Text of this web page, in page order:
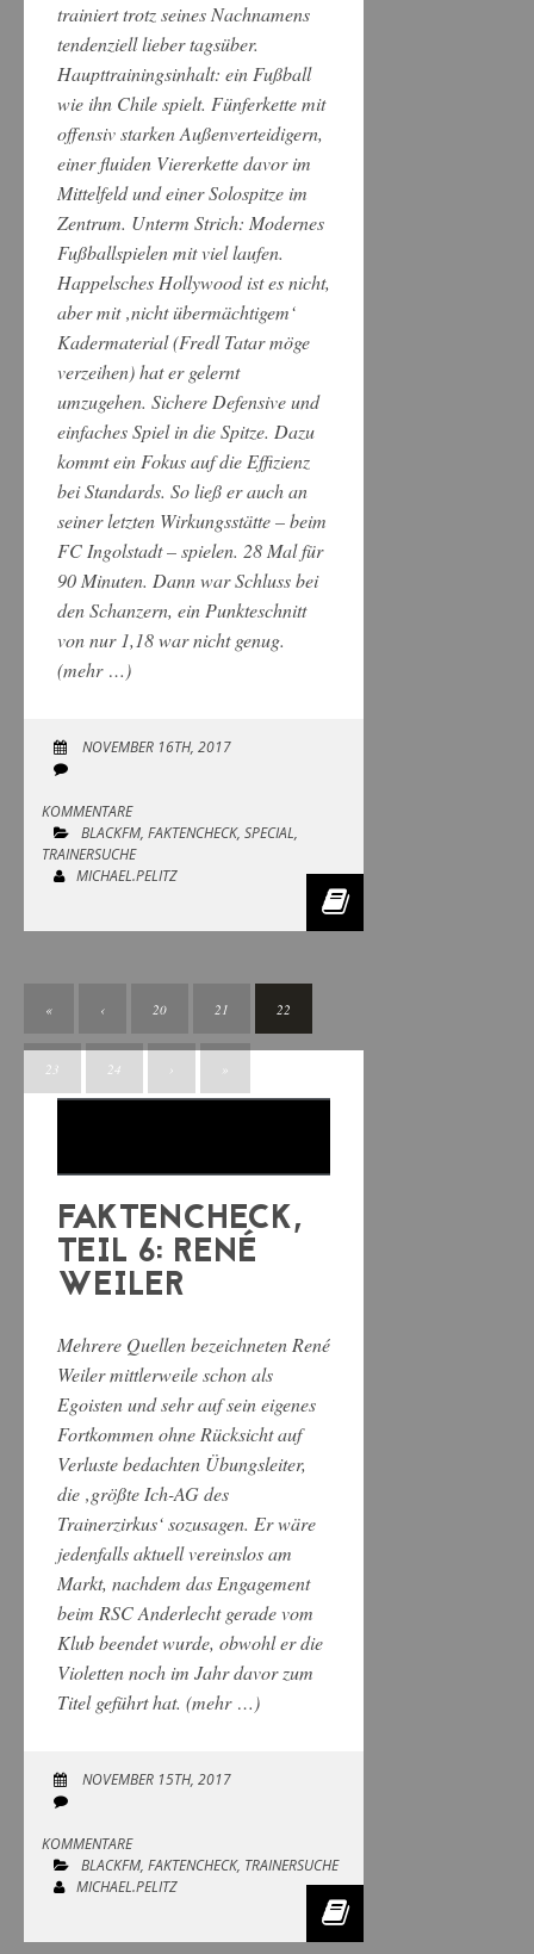
trainiert trotz seines Nachnamens
tendenziell lieber tagsüber.
Haupttrainingsinhalt: ein Fußball
wie ihn Chile spielt. Fünferkette mit
offensiv starken Außenverteidigern,
einer fluiden Viererkette davor im
Mittelfeld und einer Solospitze im
Zentrum. Unterm Strich: Modernes
Fußballspielen mit viel laufen.
Happelsches Hollywood ist es nicht,
aber mit ‚nicht übermächtigem‘
Kadermaterial (Fredl Tatar möge
verzeihen) hat er gelernt
umzugehen. Sichere Defensive und
einfaches Spiel in die Spitze. Dazu
kommt ein Fokus auf die Effizienz
bei Standards. So ließ er auch an
seiner letzten Wirkungsstätte – beim
FC Ingolstadt – spielen. 28 Mal für
90 Minuten. Dann war Schluss bei
den Schanzern, ein Punkteschnitt
von nur 1,18 war nicht genug.
(mehr …)
NOVEMBER 16TH, 2017
KOMMENTARE
BLACKFM, FAKTENCHECK, SPECIAL,
TRAINERSUCHE
MICHAEL.PELITZ
« ‹ 20 21 22
23 24 › »
FAKTENCHECK,
TEIL 6: RENÉ
WEILER
Mehrere Quellen bezeichneten René
Weiler mittlerweile schon als
Egoisten und sehr auf sein eigenes
Fortkommen ohne Rücksicht auf
Verluste bedachten Übungsleiter,
die ‚größte Ich-AG des
Trainerzirkus‘ sozusagen. Er wäre
jedenfalls aktuell vereinslos am
Markt, nachdem das Engagement
beim RSC Anderlecht gerade vom
Klub beendet wurde, obwohl er die
Violetten noch im Jahr davor zum
Titel geführt hat. (mehr …)
NOVEMBER 15TH, 2017
KOMMENTARE
BLACKFM, FAKTENCHECK, TRAINERSUCHE
MICHAEL.PELITZ